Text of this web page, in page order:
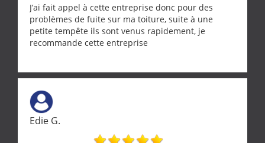
J’ai fait appel à cette entreprise donc pour des
problèmes de fuite sur ma toiture, suite à une
petite tempête ils sont venus rapidement, je
recommande cette entreprise
Edie G.